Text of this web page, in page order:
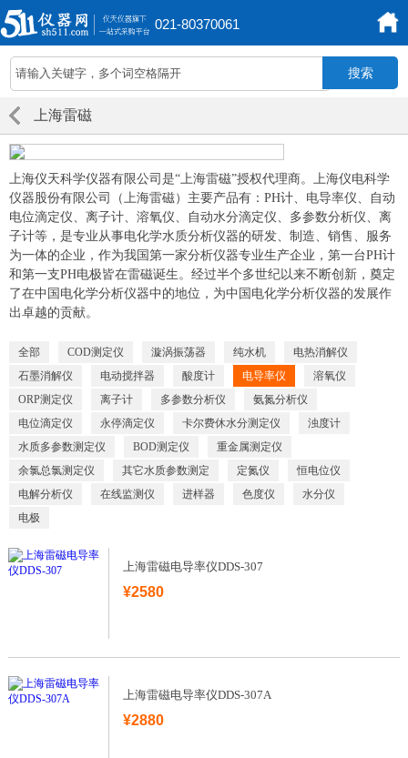
021-80370061
上海雷磁
上海仪天科学仪器有限公司是“上海雷磁”授权代理商。上海仪电科学
仪器股份有限公司（上海雷磁）主要产品有：PH计、电导率仪、自动
电位滴定仪、离子计、溶氧仪、自动水分滴定仪、多参数分析仪、离
子计等，是专业从事电化学水质分析仪器的研发、制造、销售、服务
为一体的企业，作为我国第一家分析仪器专业生产企业，第一台PH计
和第一支PH电极皆在雷磁诞生。经过半个多世纪以来不断创新，奠定
了在中国电化学分析仪器中的地位，为中国电化学分析仪器的发展作
出卓越的贡献。
全部 COD测定仪 漩涡振荡器 纯水机
电热消解仪
石墨消解仪
电动搅拌器 酸度计 电导率仪
溶氧仪
ORP测定仪
离子计 多参数分析仪
氨氮分析仪
电位滴定仪
永停滴定仪 卡尔费休水分测定仪
浊度计
水质多参数测定仪
BOD测定仪
重金属测定仪
余氯总氯测定仪
其它水质参数测定 定氮仪
恒电位仪
电解分析仪
在线监测仪 进样器 色度仪
水分仪
电极
上海雷磁电导率仪DDS-307
¥2580
上海雷磁电导率仪DDS-307A
¥2880